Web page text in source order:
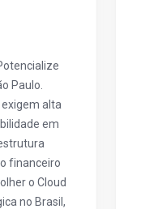
Paulo.
alta
em
financeiro
o Cloud
no Brasil,